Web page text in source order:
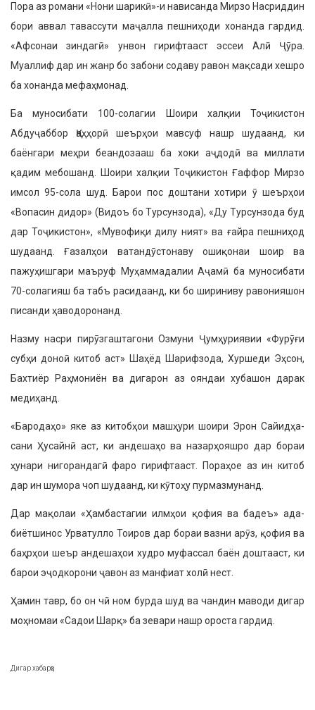
Пора аз романи «Нони шарикӣ»-и нависанда Мирзо На­сриддин
бори аввал тавассути маҷалла пешниҳоди хонанда гардид.
«Афсонаи зиндагӣ» унвон гирифтааст эссеи Алӣ Ҷӯра.
Муаллиф дар ин жанр бо забони содаву равон мақсади хешро
ба хонанда мефаҳмонад.
Ба муносибати 100-солагии Шоири халқии Тоҷикистон
Абдуҷаббор Қаҳҳорӣ шеърҳои мавсуф нашр шудаанд, ки
баёнгари меҳри беандозааш ба хоки аҷдодӣ ва миллати
қадим мебошанд. Шоири халқии Тоҷикистон Ғаффор Мирзо
имсол 95-сола шуд. Барои пос доштани хотири ӯ шеърҳои
«Вопасин дидор» (Видоъ бо Турсунзода), «Ду Турсунзода буд
дар Тоҷи­кистон», «Мувофиқи дилу ният» ва ғайра пешниҳод
шудаанд. Ғазалҳои ватандӯстонаву ошиқонаи шоир ва
пажуҳишгари маъруф Муҳаммадалии Аҷамӣ ба муносибати
70-солагияш ба табъ расидаанд, ки бо шириниву равонияшон
писанди ҳаводоронанд.
Назму насри пирӯзгаштагони Озмуни Ҷумҳуриявии «Фурӯғи
субҳи доноӣ китоб аст» Шаҳёд Шарифзода, Хуршеди Эҳсон,
Бахтиёр Раҳмониён ва дигарон аз ояндаи хубашон дарак
медиҳанд.
«Бародаҳо» яке аз китобҳои машҳури шоири Эрон Сайидҳа­
сани Ҳусайнӣ аст, ки андешаҳо ва назарҳояшро дар бораи
ҳунари нигорандагӣ фаро гирифтааст. Пораҳое аз ин китоб
дар ин шумора чоп шудаанд, ки кӯтоҳу пурмазмунанд.
Дар мақолаи «Ҳамбастагии илмҳои қофия ва бадеъ» ада­
биётшинос Урватулло Тоиров дар бораи вазни арӯз, қофия ва
баҳрҳои шеър андешаҳои худро муфассал баён доштааст, ки
барои эҷодкорони ҷавон аз манфиат холӣ нест.
Ҳамин тавр, бо он чӣ ном бурда шуд ва чандин маводи ди­гар
моҳномаи «Садои Шарқ» ба зевари нашр ороста гардид.
Дигар хабарҳо